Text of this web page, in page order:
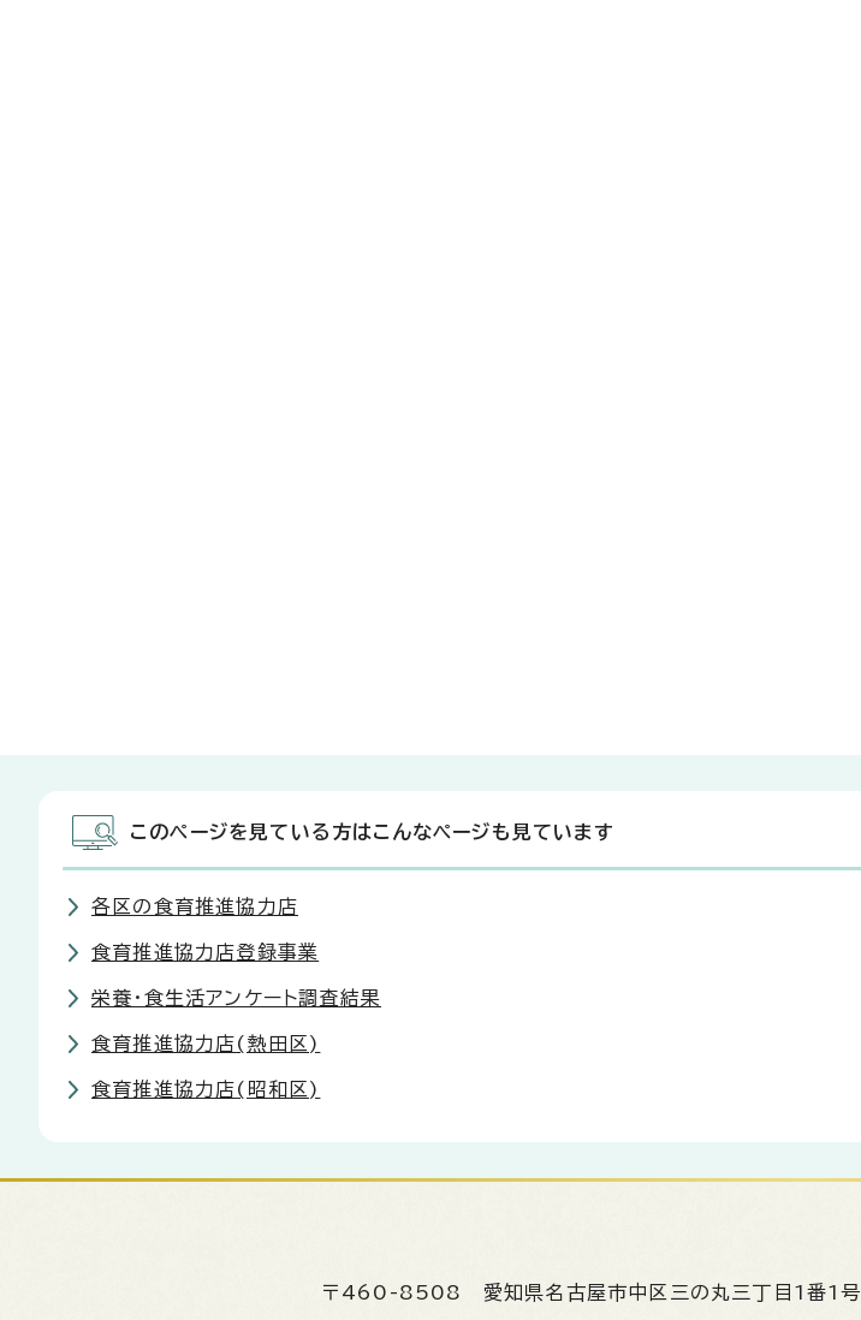
このページを見ている方はこんなページも見ています
各区の食育推進協力店
食育推進協力店登録事業
栄養・食生活アンケート調査結果
食育推進協力店(熱田区)
食育推進協力店(昭和区)
〒460-8508 愛知県名古屋市中区三の丸三丁目1番1号